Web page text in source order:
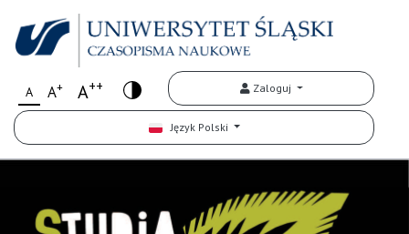
A A+ A++ Zaloguj
Język Polski